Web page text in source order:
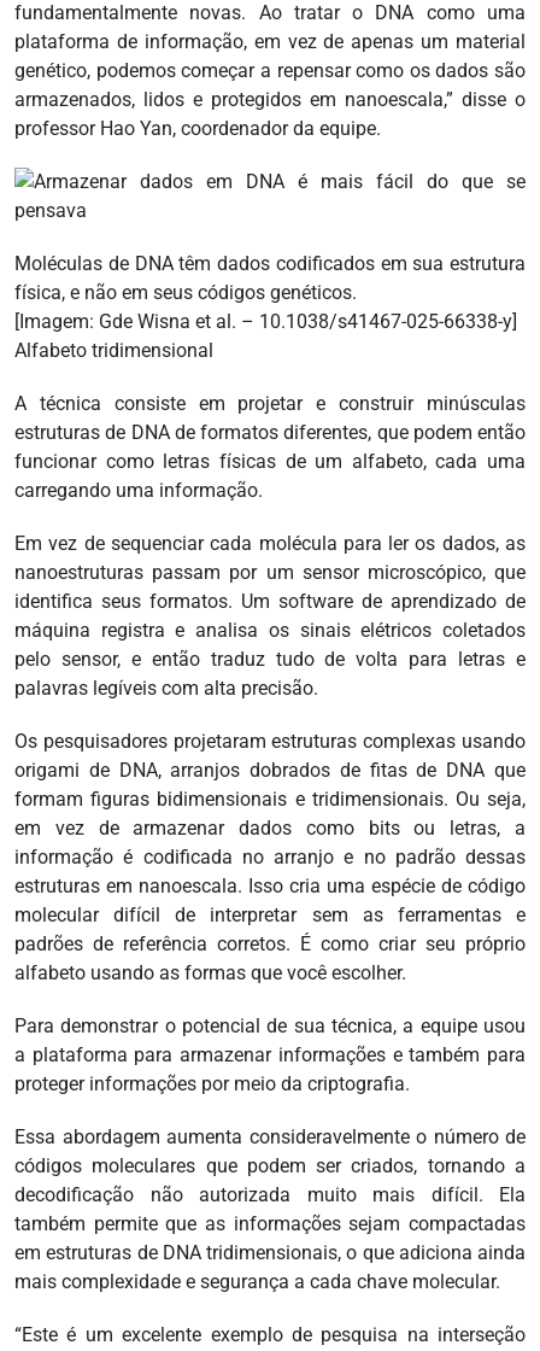
fundamentalmente novas. Ao tratar o DNA como uma
plataforma de informação, em vez de apenas um material
genético, podemos começar a repensar como os dados são
armazenados, lidos e protegidos em nanoescala,” disse o
professor Hao Yan, coordenador da equipe.
Moléculas de DNA têm dados codificados em sua estrutura
física, e não em seus códigos genéticos.
[Imagem: Gde Wisna et al. – 10.1038/s41467-025-66338-y]
Alfabeto tridimensional
A técnica consiste em projetar e construir minúsculas
estruturas de DNA de formatos diferentes, que podem então
funcionar como letras físicas de um alfabeto, cada uma
carregando uma informação.
Em vez de sequenciar cada molécula para ler os dados, as
nanoestruturas passam por um sensor microscópico, que
identifica seus formatos. Um software de aprendizado de
máquina registra e analisa os sinais elétricos coletados
pelo sensor, e então traduz tudo de volta para letras e
palavras legíveis com alta precisão.
Os pesquisadores projetaram estruturas complexas usando
origami de DNA, arranjos dobrados de fitas de DNA que
formam figuras bidimensionais e tridimensionais. Ou seja,
em vez de armazenar dados como bits ou letras, a
informação é codificada no arranjo e no padrão dessas
estruturas em nanoescala. Isso cria uma espécie de código
molecular difícil de interpretar sem as ferramentas e
padrões de referência corretos. É como criar seu próprio
alfabeto usando as formas que você escolher.
Para demonstrar o potencial de sua técnica, a equipe usou
a plataforma para armazenar informações e também para
proteger informações por meio da criptografia.
Essa abordagem aumenta consideravelmente o número de
códigos moleculares que podem ser criados, tornando a
decodificação não autorizada muito mais difícil. Ela
também permite que as informações sejam compactadas
em estruturas de DNA tridimensionais, o que adiciona ainda
mais complexidade e segurança a cada chave molecular.
“Este é um excelente exemplo de pesquisa na interseção